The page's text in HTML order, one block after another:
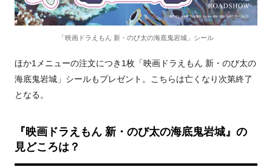
「映画ドラえもん 新・のび太の海底鬼岩城」シール
ほか1メニューの注文につき1枚「映画ドラえもん 新・のび太の
海底鬼岩城」シールもプレゼント。こちらは亡くなり次第終了
となる。
『映画ドラえもん 新・のび太の海底鬼岩城』の
見どころは？